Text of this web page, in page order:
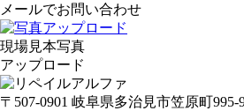
メールでお問い合わせ
現場見本写真
アップロード
〒507-0901 岐阜県多治見市笠原町995-